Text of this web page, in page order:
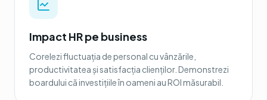
Impact HR pe business
Corelezi fluctuația de personal cu vânzările,
productivitatea și satisfacția clienților. Demonstrezi
boardului că investițiile în oameni au ROI măsurabil.